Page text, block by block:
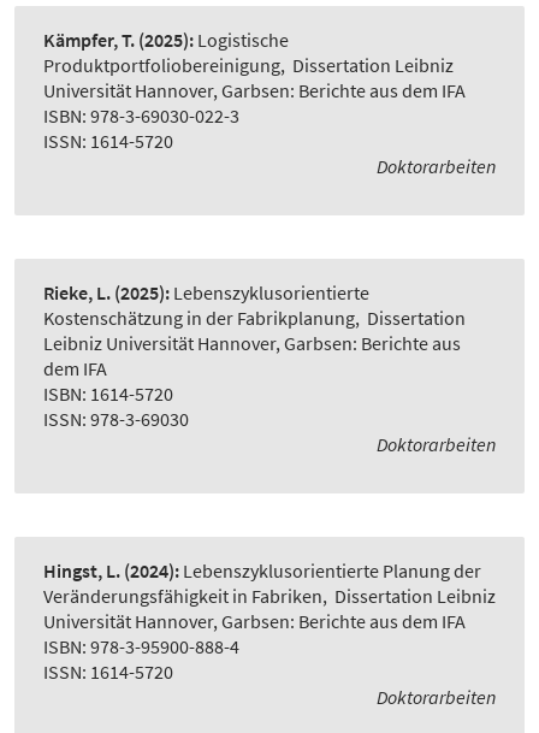
Kämpfer, T. (2025): Logistische
Produktportfoliobereinigung, Dissertation Leibniz
Universität Hannover, Garbsen: Berichte aus dem IFA
ISBN: 978-3-69030-022-3
ISSN: 1614-5720
Doktorarbeiten
Rieke, L. (2025): Lebenszyklusorientierte
Kostenschätzung in der Fabrikplanung, Dissertation
Leibniz Universität Hannover, Garbsen: Berichte aus
dem IFA
ISBN: 1614-5720
ISSN: 978-3-69030
Doktorarbeiten
Hingst, L. (2024): Lebenszyklusorientierte Planung der
Veränderungsfähigkeit in Fabriken, Dissertation Leibniz
Universität Hannover, Garbsen: Berichte aus dem IFA
ISBN: 978-3-95900-888-4
ISSN: 1614-5720
Doktorarbeiten